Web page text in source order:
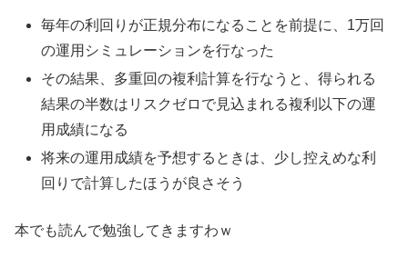
毎年の利回りが正規分布になることを前提に、1万回
の運用シミュレーションを行なった
その結果、多重回の複利計算を行なうと、得られる
結果の半数はリスクゼロで見込まれる複利以下の運
用成績になる
将来の運用成績を予想するときは、少し控えめな利
回りで計算したほうが良さそう
本でも読んで勉強してきますわｗ